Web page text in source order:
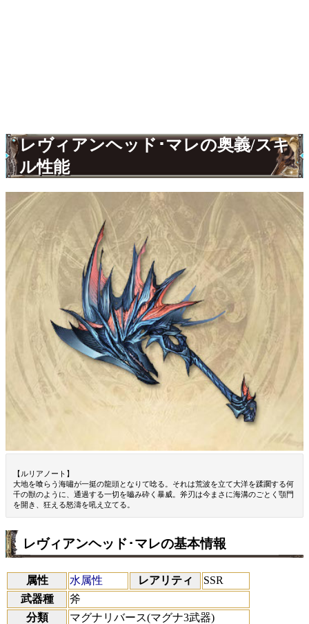
レヴィアンヘッド･マレの奥義/スキ
ル性能
【ルリアノート】
大地を喰らう海嘯が一挺の龍頭となりて唸る。それは荒波を立て大洋を蹂躙する何
千の獣のように、通過する一切を嚙み砕く暴威。斧刃は今まさに海溝のごとく顎門
を開き、狂える怒濤を吼え立てる。
レヴィアンヘッド･マレの基本情報
属性 水属性 レアリティ
SSR
武器種
斧
分類
マグナリバース(マグナ3武器)